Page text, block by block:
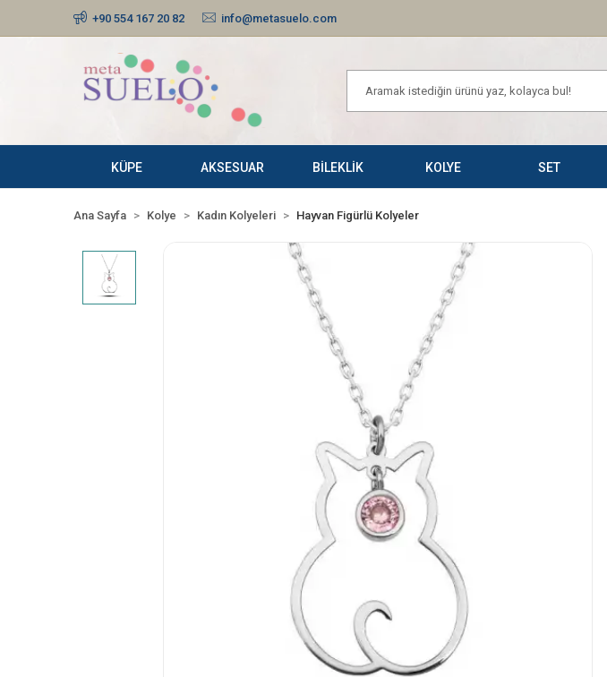
+90 554 167 20 82 info@metasuelo.com
KÜPE AKSESUAR BİLEKLİK KOLYE SET
Ana Sayfa Kolye Kadın Kolyeleri Hayvan Figürlü Kolyeler